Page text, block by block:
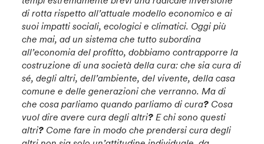
di rotta rispetto all’attuale modello economico e ai
suoi impatti sociali, ecologici e climatici. Oggi più
che mai, ad un sistema che tutto subordina
all’economia del profitto, dobbiamo contrapporre la
costruzione di una società della cura: che sia cura di
sé, degli altri, dell’ambiente, del vivente, della casa
comune e delle generazioni che verranno.Ma di
che cosa parliamo quando parliamo di cura? Cosa
vuol dire avere cura degli altri? E chi sono questi
altri? Come fare in modo che prendersi cura degli